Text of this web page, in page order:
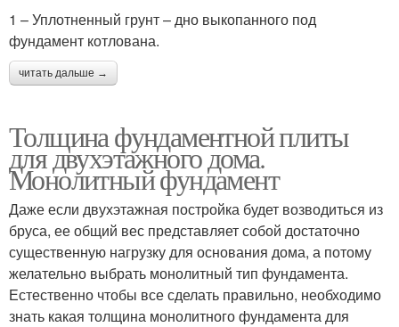
1 – Уплотненный грунт – дно выкопанного под
фундамент котлована.
читать дальше →
Толщина фундаментной плиты
для двухэтажного дома.
Монолитный фундамент
Даже если двухэтажная постройка будет возводиться из
бруса, ее общий вес представляет собой достаточно
существенную нагрузку для основания дома, а потому
желательно выбрать монолитный тип фундамента.
Естественно чтобы все сделать правильно, необходимо
знать какая толщина монолитного фундамента для